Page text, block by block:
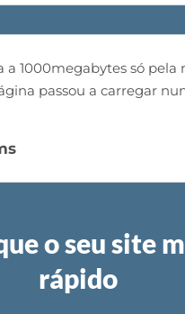
a 1000megabytes só pela
passou a carregar
o seu site
rápido